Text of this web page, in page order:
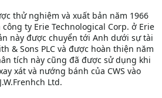
thử nghiệm và xuất bản năm 1966
ty Erie Technological Corp. ở Erie
này được chuyển tới Anh dưới sự tài
& Sons PLC và được hoàn thiện năm
tích này cũng đã được sử dụng khi
xát và nướng bánh của CWS vào
J.W.Frenhch Ltd.